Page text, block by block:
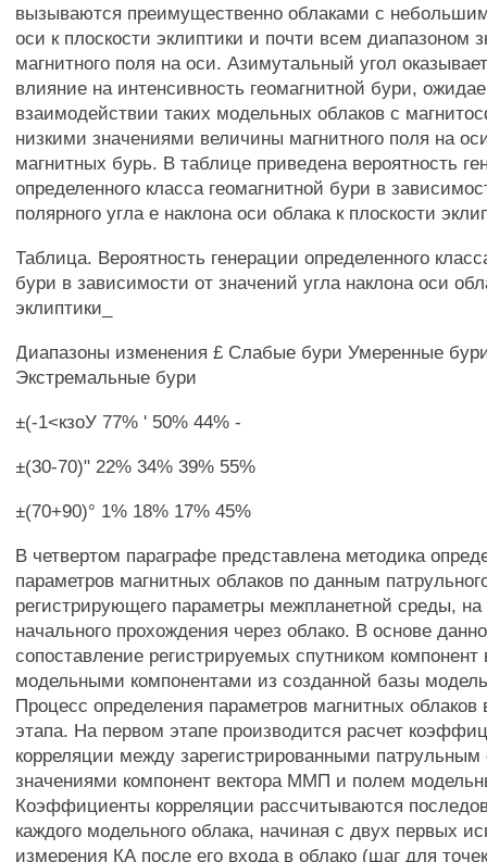
вызываются преимущественно облаками с
оси к плоскости эклиптики и почти всем диапазоном
магнитного поля на оси. Азимутальный угол
влияние на интенсивность геомагнитной бури,
взаимодействии таких модельных облаков с
низкими значениями величины магнитного поля на
магнитных бурь. В таблице приведена вероятность
определенного класса геомагнитной бури в
полярного угла е наклона оси облака к плоскости
Таблица. Вероятность генерации определенного
бури в зависимости от значений угла наклона оси
эклиптики_
Диапазоны изменения £ Слабые бури Умеренные
Экстремальные бури
±(-1<кзоУ 77% ' 50% 44% -
±(30-70)" 22% 34% 39% 55%
±(70+90)° 1% 18% 17% 45%
В четвертом параграфе представлена методика
параметров магнитных облаков по данным
регистрирующего параметры межпланетной среды, на
начального прохождения через облако. В основе
сопоставление регистрируемых спутником
модельными компонентами из созданной базы
Процесс определения параметров магнитных облаков
этапа. На первом этапе производится расчет
корреляции между зарегистрированными патрульным
значениями компонент вектора ММП и полем
Коэффициенты корреляции рассчитываются
каждого модельного облака, начиная с двух первых
измерения КА после его входа в облако (шаг для